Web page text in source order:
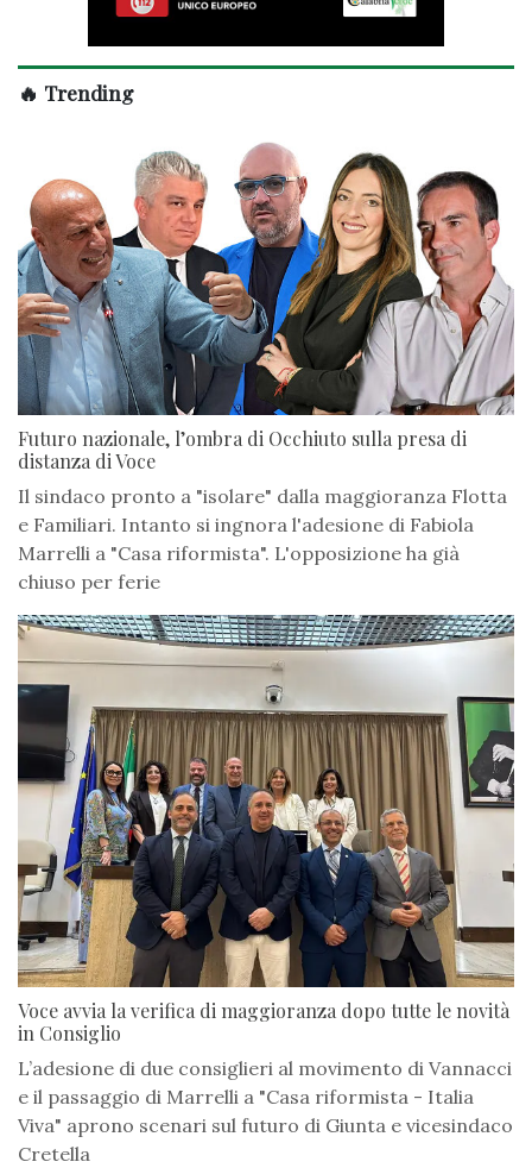
🔥 Trending
Futuro nazionale, l’ombra di Occhiuto sulla presa di
distanza di Voce
Il sindaco pronto a "isolare" dalla maggioranza Flotta
e Familiari. Intanto si ingnora l'adesione di Fabiola
Marrelli a "Casa riformista". L'opposizione ha già
chiuso per ferie
Voce avvia la verifica di maggioranza dopo tutte le novità
in Consiglio
L’adesione di due consiglieri al movimento di Vannacci
e il passaggio di Marrelli a "Casa riformista - Italia
Viva" aprono scenari sul futuro di Giunta e vicesindaco
Cretella